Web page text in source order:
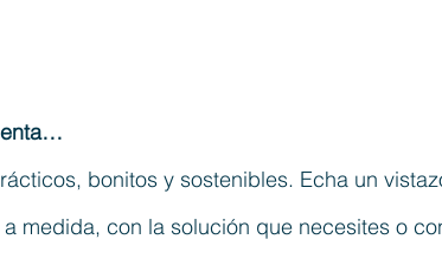
bonitos y sostenibles. Echa un
medida, con la solución que necesites o